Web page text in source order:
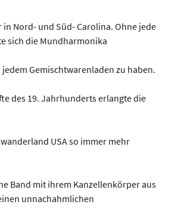
in Nord- und Süd- Carolina. Ohne jede
sich die Mundharmonika
jedem Gemischtwarenladen zu haben.
des 19. Jahrhunderts erlangte die
USA so immer mehr
Band mit ihrem Kanzellenkörper aus
unnachahmlichen